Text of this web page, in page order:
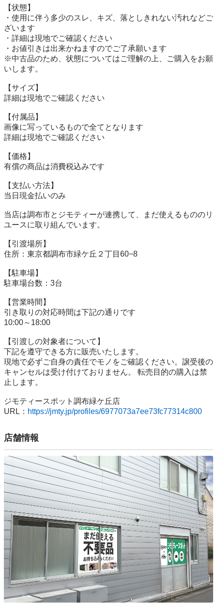
【状態】
・使用に伴う多少のスレ、キズ、落としきれない汚れなどご
ざいます
・詳細は現地でご確認ください
・お値引きは出来かねますのでご了承願います
※中古品のため、状態についてはご理解の上、ご購入をお願
いします。
【サイズ】
詳細は現地でご確認ください
【付属品】
画像に写っているもので全てとなります
詳細は現地でご確認ください
【価格】
有償の商品は消費税込みです
【⽀払い⽅法】
当⽇現⾦払いのみ
当店は調布市とジモティーが連携して、まだ使えるもののリ
ユースに取り組んでいます。
【引渡場所】
住所：東京都調布市緑ケ丘２丁目60−8
【駐⾞場】
駐車場台数：3台
【営業時間】
引き取りの対応時間は下記の通りです
10:00～18:00
【引渡しの対象者について】
下記を遵守できる⽅に販売いたします。
現地で必ずご⾃⾝の責任でモノをご確認ください。譲受後の
キャンセルは受け付けておりません。 転売⽬的の購⼊は禁
⽌します。
ジモティースポット調布緑ケ丘店
URL： https://jmty.jp/profiles/6977073a7ee73fc77314c800
店舗情報